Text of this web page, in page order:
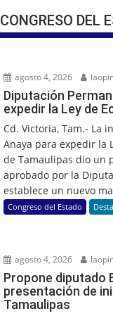
CONGRESO DEL
agosto 4, 2026
Diputación
expedir la Ley de
Cd. Victoria, Tam.- La
Anaya para expedir la
de Tamaulipas dio un
aprobado por la
establece un nuevo
Congreso del Estado
agosto 4, 2026
Propone diputado
presentación de
Tamaulipas